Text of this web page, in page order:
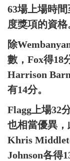
63場上場時
度獎項的資格
除
數，Fox得18
Harrison
有14分。
Flagg上場32
也相當優異，
Khris
Johnson各得